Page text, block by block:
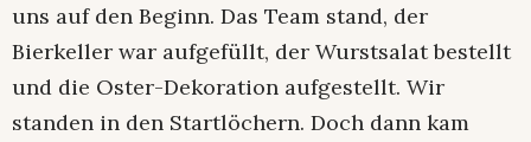
uns auf den Beginn. Das Team stand, der
Bierkeller war aufgefüllt, der Wurstsalat bestellt
und die Oster-Dekoration aufgestellt. Wir
standen in den Startlöchern. Doch dann kam